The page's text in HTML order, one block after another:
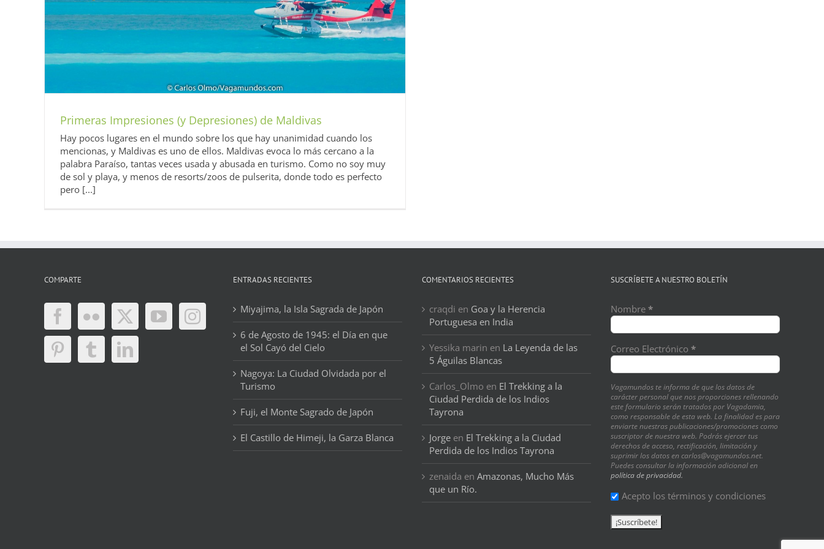
Primeras Impresiones (y Depresiones) de Maldivas
Hay pocos lugares en el mundo sobre los que hay unanimidad cuando los
mencionas, y Maldivas es uno de ellos. Maldivas evoca lo más cercano a la
palabra Paraíso, tantas veces usada y abusada en turismo. Como no soy muy
de sol y playa, y menos de resorts/zoos de pulserita, donde todo es perfecto
pero [...]
COMPARTE ENTRADAS RECIENTES
Miyajima, la Isla Sagrada de Japón
6 de Agosto de 1945: el Día en que
el Sol Cayó del Cielo
Nagoya: La Ciudad Olvidada por el
Turismo
Fuji, el Monte Sagrado de Japón
El Castillo de Himeji, la Garza Blanca
COMENTARIOS RECIENTES
craqdi en Goa y la Herencia
Portuguesa en India
Yessika marin en La Leyenda de las
5 Águilas Blancas
Carlos_Olmo en El Trekking a la
Ciudad Perdida de los Indios
Tayrona
Jorge en El Trekking a la Ciudad
Perdida de los Indios Tayrona
zenaida en Amazonas, Mucho Más
que un Río.
SUSCRÍBETE A NUESTRO BOLETÍN
Nombre *
Correo Electrónico *
Vagamundos te informa de que los datos de
carácter personal que nos proporciones rellenando
este formulario serán tratados por Vagadamia,
como responsable de esta web. La finalidad es para
enviarte nuestras publicaciones/promociones como
suscriptor de nuestra web. Podrás ejercer tus
derechos de acceso, rectificación, limitación y
suprimir los datos en carlos@vagamundos.net.
Puedes consultar la información adicional en
política de privacidad.
Acepto los términos y condiciones